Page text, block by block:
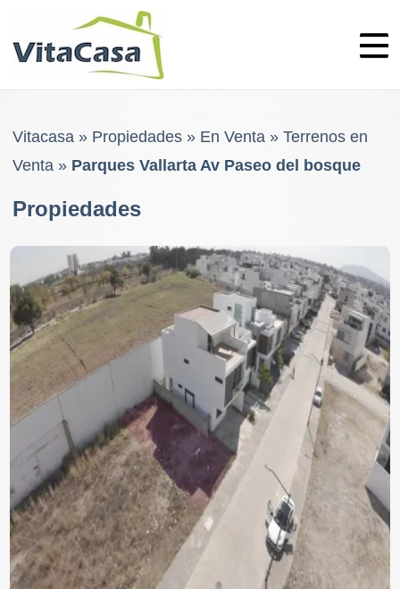
Vitacasa» Propiedades» En Venta» Terrenos en
Venta» Parques Vallarta Av Paseo del bosque
Propiedades